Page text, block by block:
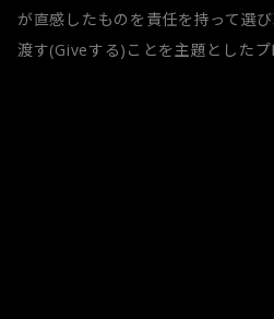
が直感したものを責任を持って選
渡す(Giveする)ことを主題としたプ